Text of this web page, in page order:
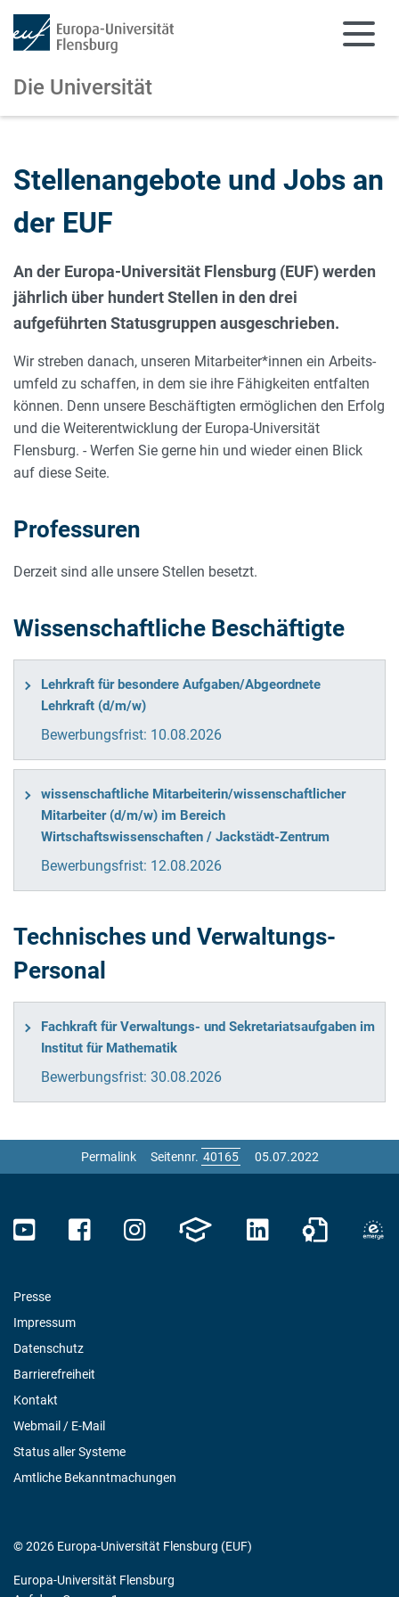
Die Universität
Stellenangebote und Jobs an
der EUF
An der Europa-Universität Flensburg (EUF) werden
jährlich über hundert Stellen in den drei
aufgeführten Statusgruppen ausgeschrieben.
Wir streben danach, unseren Mitarbeiter*innen ein Arbeits­
um­feld zu schaffen, in dem sie ihre Fähigkeiten entfalten
können. Denn unsere Beschäftigten ermöglichen den Erfolg
und die Weiterentwicklung der Europa-Universität
Flensburg. - Werfen Sie gerne hin und wieder einen Blick
auf diese Seite.
Professuren
Derzeit sind alle unsere Stellen besetzt.
Wissenschaftliche Beschäftigte
Lehrkraft für besondere Aufgaben/Abgeordnete
Lehrkraft (d/m/w)
Bewerbungsfrist: 10.08.2026
wissenschaftliche Mitarbeiterin/wissenschaftlicher
Mitarbeiter (d/m/w) im Bereich
Wirtschaftswissenschaften / Jackstädt-Zentrum
Bewerbungsfrist: 12.08.2026
Technisches und Verwaltungs-
Personal
Fachkraft für Verwaltungs- und Sekretariatsaufgaben im
Institut für Mathematik
Bewerbungsfrist: 30.08.2026
Permalink Seitennr. 05.07.2022
Presse
Impressum
Datenschutz
Barrierefreiheit
Kontakt
Webmail / E-Mail
Status aller Systeme
Amtliche Bekanntmachungen
© 2026 Europa-Universität Flensburg (EUF)
Europa-Universität Flensburg